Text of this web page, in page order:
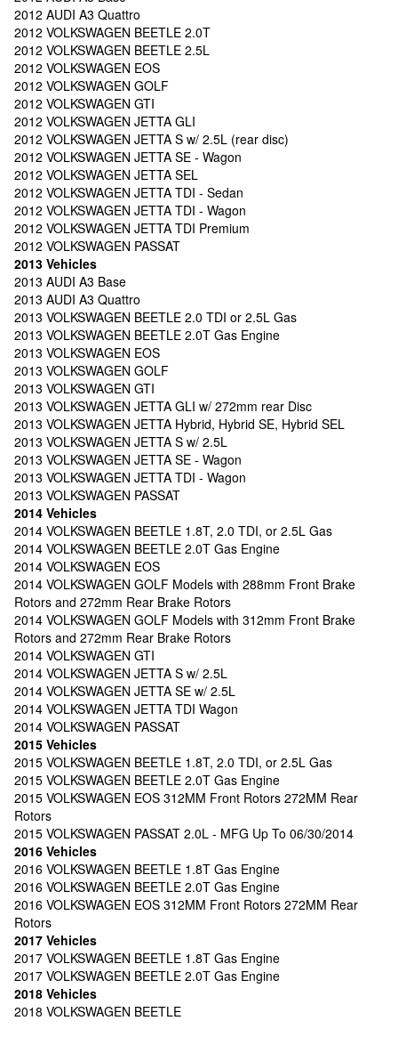
2012 AUDI A3 Quattro
2012 VOLKSWAGEN BEETLE 2.0T
2012 VOLKSWAGEN BEETLE 2.5L
2012 VOLKSWAGEN EOS
2012 VOLKSWAGEN GOLF
2012 VOLKSWAGEN GTI
2012 VOLKSWAGEN JETTA GLI
2012 VOLKSWAGEN JETTA S w/ 2.5L (rear disc)
2012 VOLKSWAGEN JETTA SE - Wagon
2012 VOLKSWAGEN JETTA SEL
2012 VOLKSWAGEN JETTA TDI - Sedan
2012 VOLKSWAGEN JETTA TDI - Wagon
2012 VOLKSWAGEN JETTA TDI Premium
2012 VOLKSWAGEN PASSAT
2013 Vehicles
2013 AUDI A3 Base
2013 AUDI A3 Quattro
2013 VOLKSWAGEN BEETLE 2.0 TDI or 2.5L Gas
2013 VOLKSWAGEN BEETLE 2.0T Gas Engine
2013 VOLKSWAGEN EOS
2013 VOLKSWAGEN GOLF
2013 VOLKSWAGEN GTI
2013 VOLKSWAGEN JETTA GLI w/ 272mm rear Disc
2013 VOLKSWAGEN JETTA Hybrid, Hybrid SE, Hybrid SEL
2013 VOLKSWAGEN JETTA S w/ 2.5L
2013 VOLKSWAGEN JETTA SE - Wagon
2013 VOLKSWAGEN JETTA TDI - Wagon
2013 VOLKSWAGEN PASSAT
2014 Vehicles
2014 VOLKSWAGEN BEETLE 1.8T, 2.0 TDI, or 2.5L Gas
2014 VOLKSWAGEN BEETLE 2.0T Gas Engine
2014 VOLKSWAGEN EOS
2014 VOLKSWAGEN GOLF Models with 288mm Front Brake
Rotors and 272mm Rear Brake Rotors
2014 VOLKSWAGEN GOLF Models with 312mm Front Brake
Rotors and 272mm Rear Brake Rotors
2014 VOLKSWAGEN GTI
2014 VOLKSWAGEN JETTA S w/ 2.5L
2014 VOLKSWAGEN JETTA SE w/ 2.5L
2014 VOLKSWAGEN JETTA TDI Wagon
2014 VOLKSWAGEN PASSAT
2015 Vehicles
2015 VOLKSWAGEN BEETLE 1.8T, 2.0 TDI, or 2.5L Gas
2015 VOLKSWAGEN BEETLE 2.0T Gas Engine
2015 VOLKSWAGEN EOS 312MM Front Rotors 272MM Rear
Rotors
2015 VOLKSWAGEN PASSAT 2.0L - MFG Up To 06/30/2014
2016 Vehicles
2016 VOLKSWAGEN BEETLE 1.8T Gas Engine
2016 VOLKSWAGEN BEETLE 2.0T Gas Engine
2016 VOLKSWAGEN EOS 312MM Front Rotors 272MM Rear
Rotors
2017 Vehicles
2017 VOLKSWAGEN BEETLE 1.8T Gas Engine
2017 VOLKSWAGEN BEETLE 2.0T Gas Engine
2018 Vehicles
2018 VOLKSWAGEN BEETLE